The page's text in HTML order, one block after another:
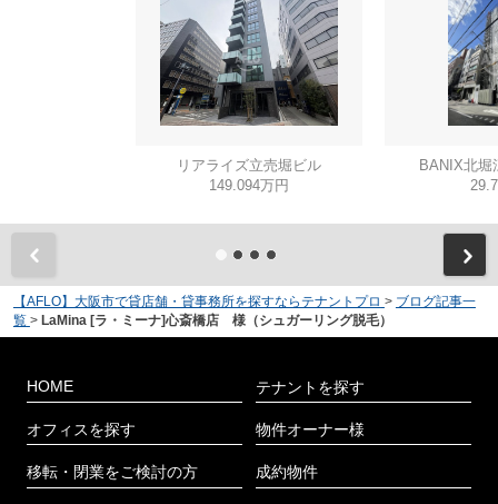
リアライズ立売堀ビル
149.094万円
BANIX北堀
【AFLO】大阪市で貸店舗・貸事務所を探すならテナントプロ > ブログ記事一
覧 > LaMina [ラ・ミーナ]心斎橋店 様（シュガーリング脱毛）
HOME
オフィスを探す
移転・閉業をご検討の方
テナントを探す
物件オーナー様
成約物件